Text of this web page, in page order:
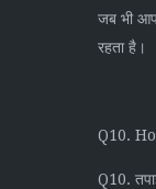
जब भी
रहता है।
Q10.
Q10.